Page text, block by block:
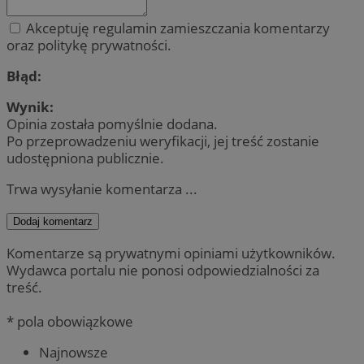
Akceptuję regulamin zamieszczania komentarzy
oraz politykę prywatności.
Błąd:
Wynik:
Opinia została pomyślnie dodana.
Po przeprowadzeniu weryfikacji, jej treść zostanie
udostępniona publicznie.
Trwa wysyłanie komentarza ...
Dodaj komentarz
Komentarze są prywatnymi opiniami użytkowników.
Wydawca portalu nie ponosi odpowiedzialności za
treść.
* pola obowiązkowe
Najnowsze
suid
INGRESSCOOKIE
CookieScriptConsent
CookieScript
m-ce.pl